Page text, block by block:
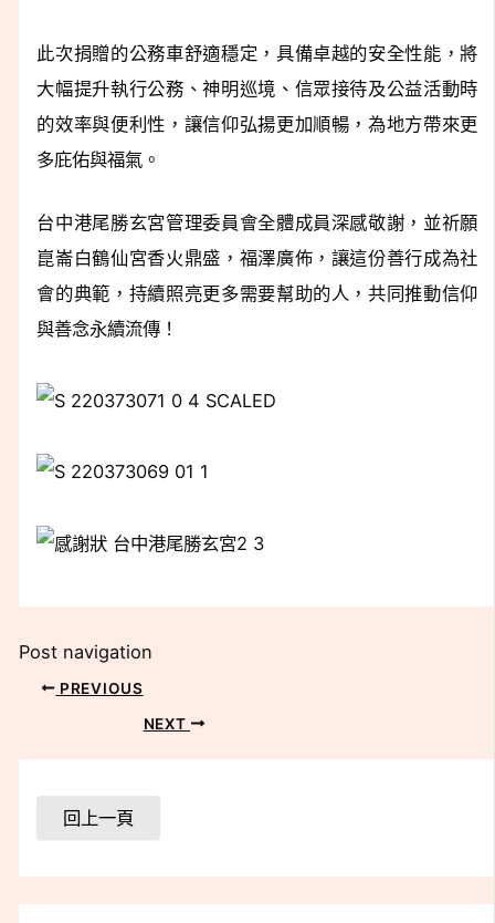
此次捐贈的公務車舒適穩定，具備卓越的安全性能，將
大幅提升執行公務、神明巡境、信眾接待及公益活動時
的效率與便利性，讓信仰弘揚更加順暢，為地方帶來更
多庇佑與福氣。
台中港尾勝玄宮管理委員會全體成員深感敬謝，並祈願
崑崙白鶴仙宮香火鼎盛，福澤廣佈，讓這份善行成為社
會的典範，持續照亮更多需要幫助的人，共同推動信仰
與善念永續流傳！
Post navigation
PREVIOUS
NEXT